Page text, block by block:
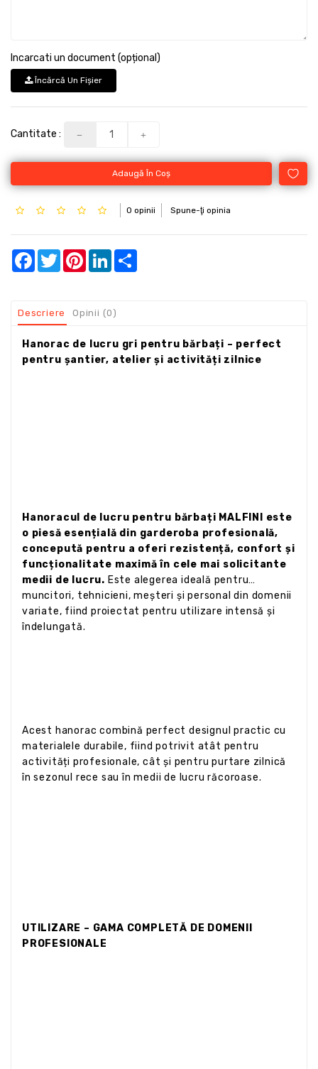
Incarcati un document (opțional)
Încărcă Un Fişier
Cantitate :
Adaugă În Coş
0 opinii Spune-ţi opinia
Facebook
TwitterPinterestLinkedIn
Descriere Opinii (0)
Hanorac de lucru gri pentru bărbați – perfect
pentru șantier, atelier și activități zilnice
Hanoracul de lucru pentru bărbați MALFINI este
o piesă esențială din garderoba profesională,
concepută pentru a oferi rezistență, confort și
funcționalitate maximă în cele mai solicitante
medii de lucru. Este alegerea ideală pentru
muncitori, tehnicieni, meșteri și personal din domenii
variate, fiind proiectat pentru utilizare intensă și
îndelungată.
Acest hanorac combină perfect designul practic cu
materialele durabile, fiind potrivit atât pentru
activități profesionale, cât și pentru purtare zilnică
în sezonul rece sau în medii de lucru răcoroase.
UTILIZARE – GAMA COMPLETĂ DE DOMENII
PROFESIONALE